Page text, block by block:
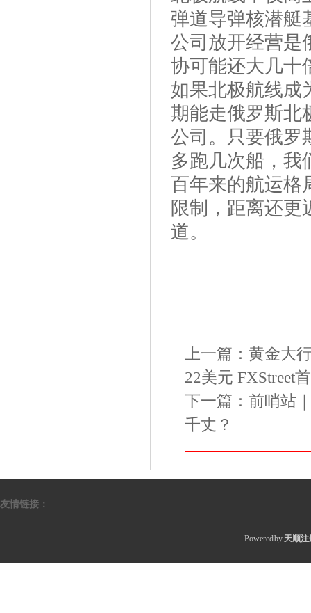
弹道导弹核潜艇
公司放开经营是
协可能还大几十
如果北极航线成
期能走俄罗斯北
公司。只要俄罗
多跑几次船，我
百年来的航运格
限制，距离还更
道。
上一篇： 黄金大
22美元 FXStreet
下一篇： 前哨站
千丈？
友情链接：
Powered by 天顺注